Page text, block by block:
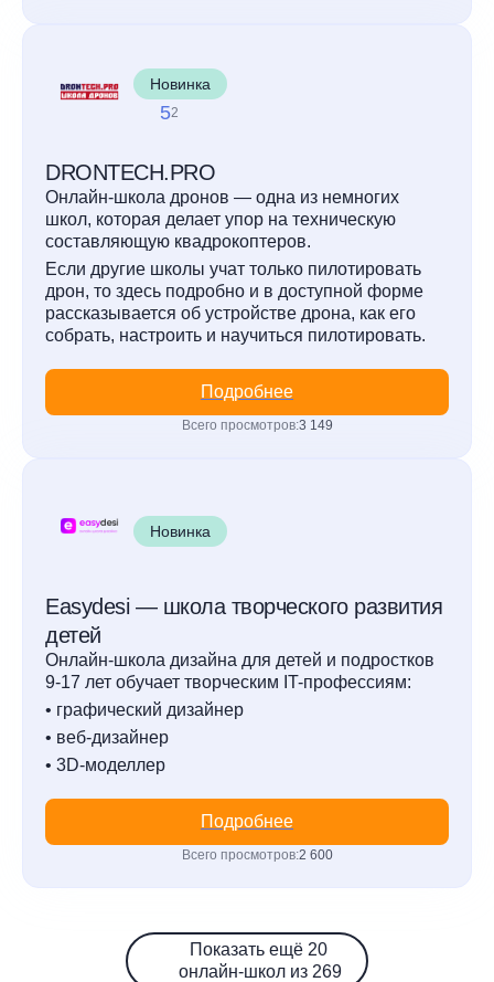
Новинка
52
DRONTECH.PRO
Онлайн-школа дронов — одна из немногих
школ, которая делает упор на техническую
составляющую квадрокоптеров.
Если другие школы учат только пилотировать
дрон, то здесь подробно и в доступной форме
рассказывается об устройстве дрона, как его
собрать, настроить и научиться пилотировать.
Подробнее
Всего просмотров:3 149
Новинка
Easydesi — школа творческого развития
детей
Онлайн-школа дизайна для детей и подростков
9-17 лет обучает творческим IT-профессиям:
• графический дизайнер
• веб-дизайнер
• 3D-моделлер
Подробнее
Всего просмотров:2 600
Показать ещё 20
онлайн-школ из 269